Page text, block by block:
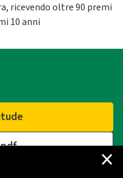
×
ricevendo oltre 90 premi
10 anni